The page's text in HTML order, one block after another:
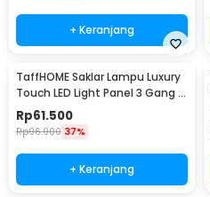
+ Keranjang
TaffHOME Saklar Lampu Luxury
Touch LED Light Panel 3 Gang -
AO-001
Rp61.500
Rp96.900 37%
+ Keranjang